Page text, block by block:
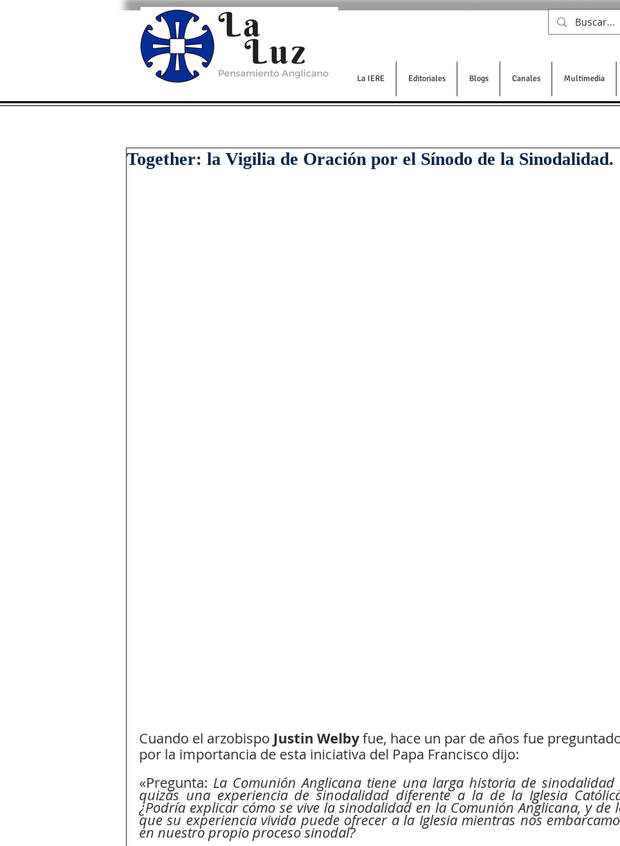
La IERE Editoriales Blogs Canales Multimedia
Together: la Vigilia de Oración por el Sínodo de la Sinodalidad.
Cuando el arzobispo Justin Welby fue, hace un par de años fue
por la importancia de esta iniciativa del Papa Francisco dijo:
«Pregunta: La Comunión Anglicana tiene una larga historia de sinodalidad
quizás una experiencia de sinodalidad diferente a la de la Iglesia
¿Podría explicar cómo se vive la sinodalidad en la Comunión Anglicana, y de
que su experiencia vivida puede ofrecer a la Iglesia mientras nos
en nuestro propio proceso sinodal?